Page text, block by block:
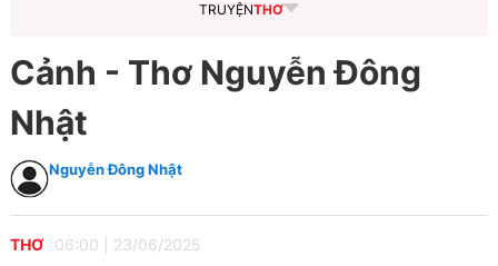
TRUYỆNTHƠ
Cảnh - Thơ Nguyễn Đông
Nhật
Nguyễn Đông Nhật
THƠ 06:00 23/06/2025